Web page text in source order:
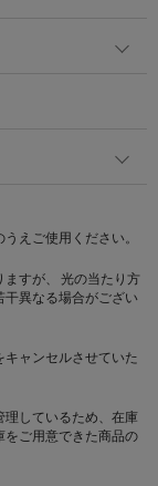
えご使用ください。
すが、 光の当たり方
干異なる場合がござい
ャンセルさせていた
しているため、在庫
をご用意できた商品の